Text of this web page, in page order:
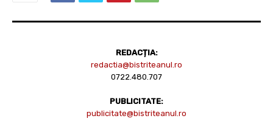
REDACȚIA:
redactia@bistriteanul.ro
0722.480.707
PUBLICITATE:
publicitate@bistriteanul.ro